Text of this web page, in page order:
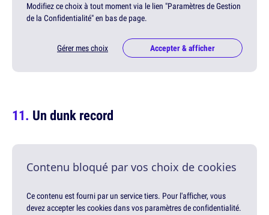
Modifiez ce choix à tout moment via le lien "Paramètres de Gestion
de la Confidentialité" en bas de page.
Gérer mes choix Accepter & afficher
Un dunk record
Contenu bloqué par vos choix de cookies
Ce contenu est fourni par un service tiers. Pour l'afficher, vous
devez accepter les cookies dans vos paramètres de confidentialité.